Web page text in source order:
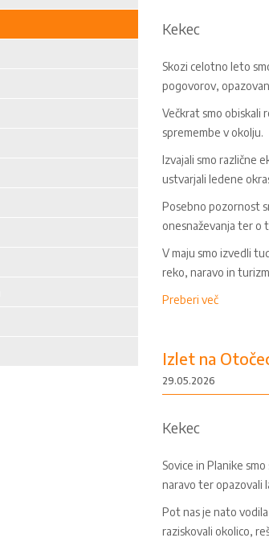
Kekec
Skozi celotno leto
pogovorov,
Večkrat smo obiskali
spremembe v okolju.
Izvajali smo različne
ustvarjali ledene
Posebno pozornost
onesnaževanja ter o
V maju smo izvedli
reko, naravo in
Preberi več
Izlet na
29.05.2026
Kekec
Sovice in Planike
naravo ter opazovali
Pot nas je nato
raziskovali okolico,